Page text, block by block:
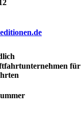
für